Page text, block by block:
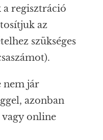
a regisztráció
az
szükséges
nem jár
azonban
vagy online